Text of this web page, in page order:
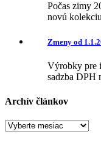
Počas zimy
novú
Zmeny od
Výrobky pre
sadzba DPH
Archív článkov
Archív